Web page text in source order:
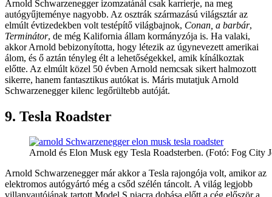
Arnold Schwarzenegger izomzatánál csak karrierje, na meg
autógyűjteménye nagyobb. Az osztrák származású világsztár az
elmúlt évtizedekben volt testépítő világbajnok, Conan, a barbár,
Terminátor, de még Kalifornia állam kormányzója is. Ha valaki,
akkor Arnold bebizonyította, hogy létezik az úgynevezett amerikai
álom, és ő aztán tényleg élt a lehetőségekkel, amik kínálkoztak
előtte. Az elmúlt közel 50 évben Arnold nemcsak sikert halmozott
sikerre, hanem fantasztikus autókat is. Máris mutatjuk Arnold
Schwarzenegger kilenc legőrültebb autóját.
9. Tesla Roadster
Arnold és Elon Musk egy Tesla Roadsterben. (Fotó: Fog City
Arnold Schwarzenegger már akkor a Tesla rajongója volt, amikor az
elektromos autógyártó még a csőd szélén táncolt. A világ legjobb